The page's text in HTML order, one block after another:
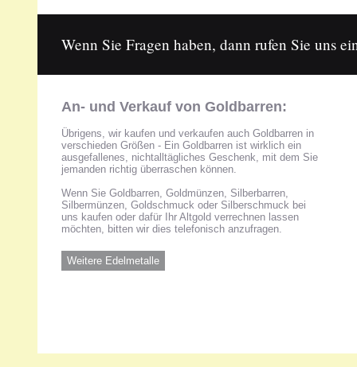
Wenn Sie Fragen haben, dann rufen Sie uns
An- und Verkauf von Goldbarren:
Übrigens, wir kaufen und verkaufen auch Goldbarren in
verschieden Größen - Ein Goldbarren ist wirklich ein
ausgefallenes, nichtalltägliches Geschenk, mit dem Sie
jemanden richtig überraschen können.
Wenn Sie Goldbarren, Goldmünzen, Silberbarren,
Silbermünzen, Goldschmuck oder Silberschmuck bei
uns kaufen oder dafür Ihr Altgold verrechnen lassen
möchten, bitten wir dies telefonisch anzufragen.
Weitere Edelmetalle